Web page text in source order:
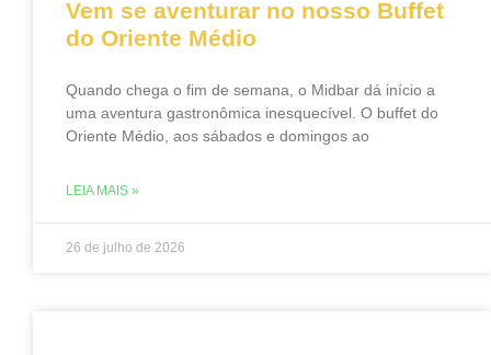
Vem se aventurar no nosso Buffet
do Oriente Médio
Quando chega o fim de semana, o Midbar dá início a
uma aventura gastronômica inesquecível. O buffet do
Oriente Médio, aos sábados e domingos ao
LEIA MAIS »
26 de julho de 2026